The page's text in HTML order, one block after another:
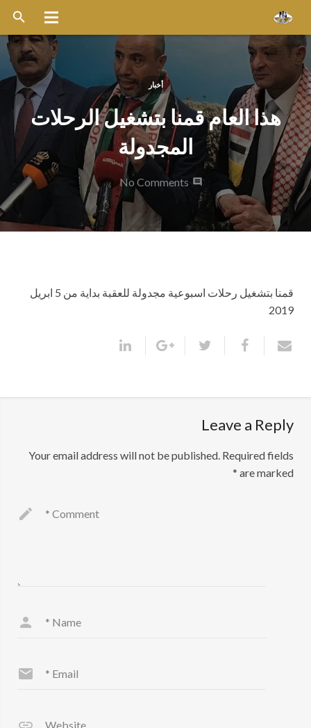
الرئيسية
عن الشركة
خدماتنا
الاسطول
قواعد التشغيل
ميديا
أتصل بنا
هذا العام قمنا بتشغيل الرحلات
المجدولة
أخبار
No Comments
قمنا بتشغيل رحلات اسبوعية مجدولة للعقبة بداية من 5 ابريل
2019
Leave a Reply
Your email address will not be published. Required fields
are marked
*
Comment
*
Name
*
Email
*
Website